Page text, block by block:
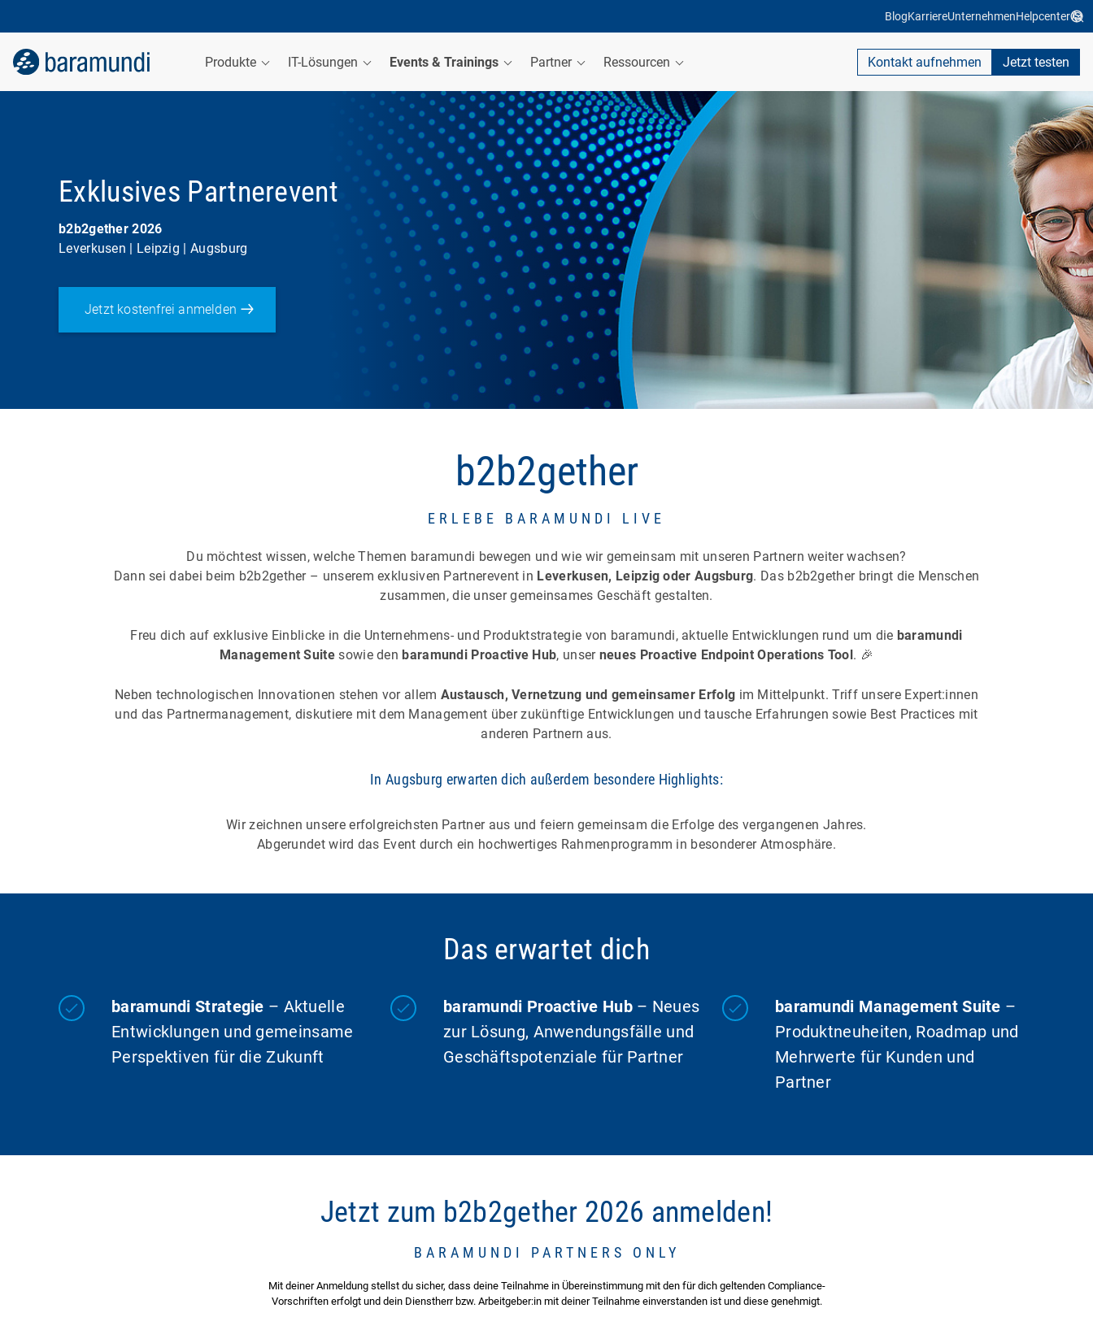
BlogKarriereUnternehmenHelpcenter
Produkte IT-Lösungen Events & Trainings Partner Ressourcen Kontakt aufnehmen Jetzt testen
Exklusives Partnerevent
b2b2gether 2026
Leverkusen | Leipzig | Augsburg
Jetzt kostenfrei anmelden
b2b2gether
ERLEBE BARAMUNDI LIVE
Du möchtest wissen, welche Themen baramundi bewegen und wie wir gemeinsam mit unseren Partnern weiter wachsen?
Dann sei dabei beim b2b2gether – unserem exklusiven Partnerevent in Leverkusen, Leipzig oder Augsburg. Das b2b2gether bringt die Menschen
zusammen, die unser gemeinsames Geschäft gestalten.
Freu dich auf exklusive Einblicke in die Unternehmens- und Produktstrategie von baramundi, aktuelle Entwicklungen rund um die baramundi
Management Suitesowie den baramundi Proactive Hub, unser neues Proactive Endpoint Operations Tool. 🎉
Neben technologischen Innovationen stehen vor allem Austausch, Vernetzung und gemeinsamer Erfolg im Mittelpunkt. Triff unsere Expert:innen
und das Partnermanagement, diskutiere mit dem Management über zukünftige Entwicklungen und tausche Erfahrungen sowie Best Practices mit
anderen Partnern aus.
In Augsburg erwarten dich außerdem besondere Highlights:
Wir zeichnen unsere erfolgreichsten Partner aus und feiern gemeinsam die Erfolge des vergangenen Jahres.
Abgerundet wird das Event durch ein hochwertiges Rahmenprogramm in besonderer Atmosphäre.
Das erwartet dich
baramundi Strategie – Aktuelle
Entwicklungen und gemeinsame
Perspektiven für die Zukunft
baramundi Proactive Hub– Neues
zur Lösung, Anwendungsfälle und
Geschäftspotenziale für Partner
baramundi Management Suite –
Produktneuheiten, Roadmap und
Mehrwerte für Kunden und
Partner
Jetzt zum b2b2gether 2026 anmelden!
BARAMUNDI PARTNERS ONLY
Mit deiner Anmeldung stellst du sicher, dass deine Teilnahme in Übereinstimmung mit den für dich geltenden Compliance-
Vorschriften erfolgt und dein Dienstherr bzw. Arbeitgeber:in mit deiner Teilnahme einverstanden ist und diese genehmigt.